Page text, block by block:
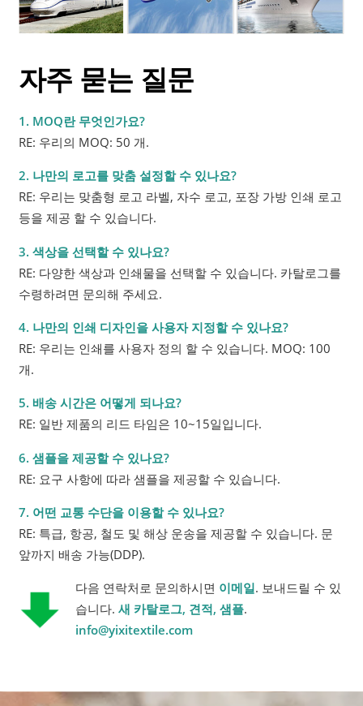
자주 묻는 질문
1. MOQ란 무엇인가요?
RE: 우리의 MOQ: 50 개.
2. 나만의 로고를 맞춤 설정할 수 있나요?
RE: 우리는 맞춤형 로고 라벨, 자수 로고, 포장 가방 인쇄 로고
등을 제공 할 수 있습니다.
3. 색상을 선택할 수 있나요?
RE: 다양한 색상과 인쇄물을 선택할 수 있습니다. 카탈로그를
수령하려면 문의해 주세요.
4. 나만의 인쇄 디자인을 사용자 지정할 수 있나요?
RE: 우리는 인쇄를 사용자 정의 할 수 있습니다. MOQ: 100
개.
5. 배송 시간은 어떻게 되나요?
RE: 일반 제품의 리드 타임은 10~15일입니다.
6. 샘플을 제공할 수 있나요?
RE: 요구 사항에 따라 샘플을 제공할 수 있습니다.
7. 어떤 교통 수단을 이용할 수 있나요?
RE: 특급, 항공, 철도 및 해상 운송을 제공할 수 있습니다. 문
앞까지 배송 가능(DDP).
다음 연락처로 문의하시면 이메일. 보내드릴 수 있
습니다.새 카탈로그, 견적, 샘플.
info@yixitextile.com